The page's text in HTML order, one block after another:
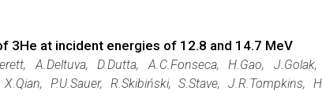
at incident energies of 12.8 and 14.7 MeV
A.Deltuva, D.Dutta, A.C.Fonseca, H.Gao,
P.U.Sauer, R.Skibiński, S.Stave, J.R.Tompkins,